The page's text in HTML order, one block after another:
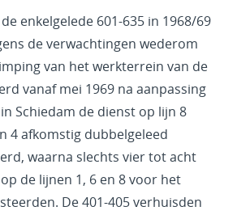
enkelgelede 601-635 in 1968/69
de verwachtingen wederom
van het werkterrein van de
vanaf mei 1969 na aanpassing
Schiedam de dienst op lijn 8
4 afkomstig dubbelgeleed
waarna slechts vier tot acht
de lijnen 1, 6 en 8 voor het
De 401-405 verhuisden